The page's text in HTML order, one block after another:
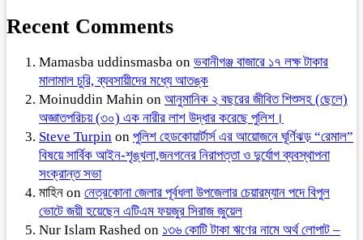
Recent Comments
Mamasba uddinsmasba on ভবানীগঞ্জ বাজারে ১৭ লক্ষ টাকার
মালামাল চুরি, ব্যবসায়ীদের মধ্যে আতঙ্ক
Moinuddin Mahin on আনুমানিক ২ বছরের জীবিত শিশুসহ (ছেলে)
অজ্ঞাতপরিচয় (৩০) এক নারীর লাশ উদ্ধার করেছে পুলিশ।
Steve Turpin on পুলিশ হেডকোয়ার্টার্স এর আয়োজনে ঘূর্ণিঝড় “রেমাল”
বিষয়ে সার্বিক আইন-শৃঙ্খলা,জনগনের নিরাপত্তা ও দুর্যোগ ব্যবস্থাপনা
সংক্রান্ত সভা
মাহিন on নেত্রকোনা জেলার পূর্বধলা উপজেলার চেয়ারম্যান পদে বিপুল
ভোটে জয়ী হয়েছেন এটিএম ফয়জুর সিরাজ জুয়েল
Nur Islam Rashed on ১৩৬ কোটি টাকা ঋণের নামে অর্থ লোপাট –